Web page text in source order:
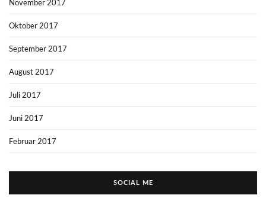
November 2017
Oktober 2017
September 2017
August 2017
Juli 2017
Juni 2017
Februar 2017
SOCIAL ME